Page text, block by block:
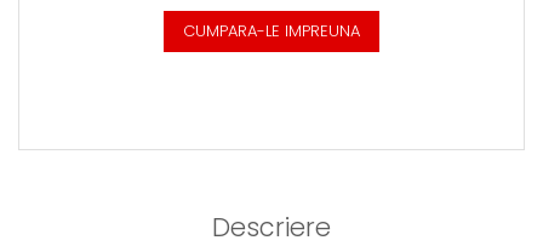
CUMPARA-LE IMPREUNA
Descriere